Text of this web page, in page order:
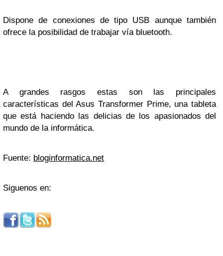
Dispone de conexiones de tipo USB aunque también
ofrece la posibilidad de trabajar vía bluetooth.
A grandes rasgos estas son las principales
características del Asus Transformer Prime, una tableta
que está haciendo las delicias de los apasionados del
mundo de la informática.
Fuente: bloginformatica.net
Siguenos en: